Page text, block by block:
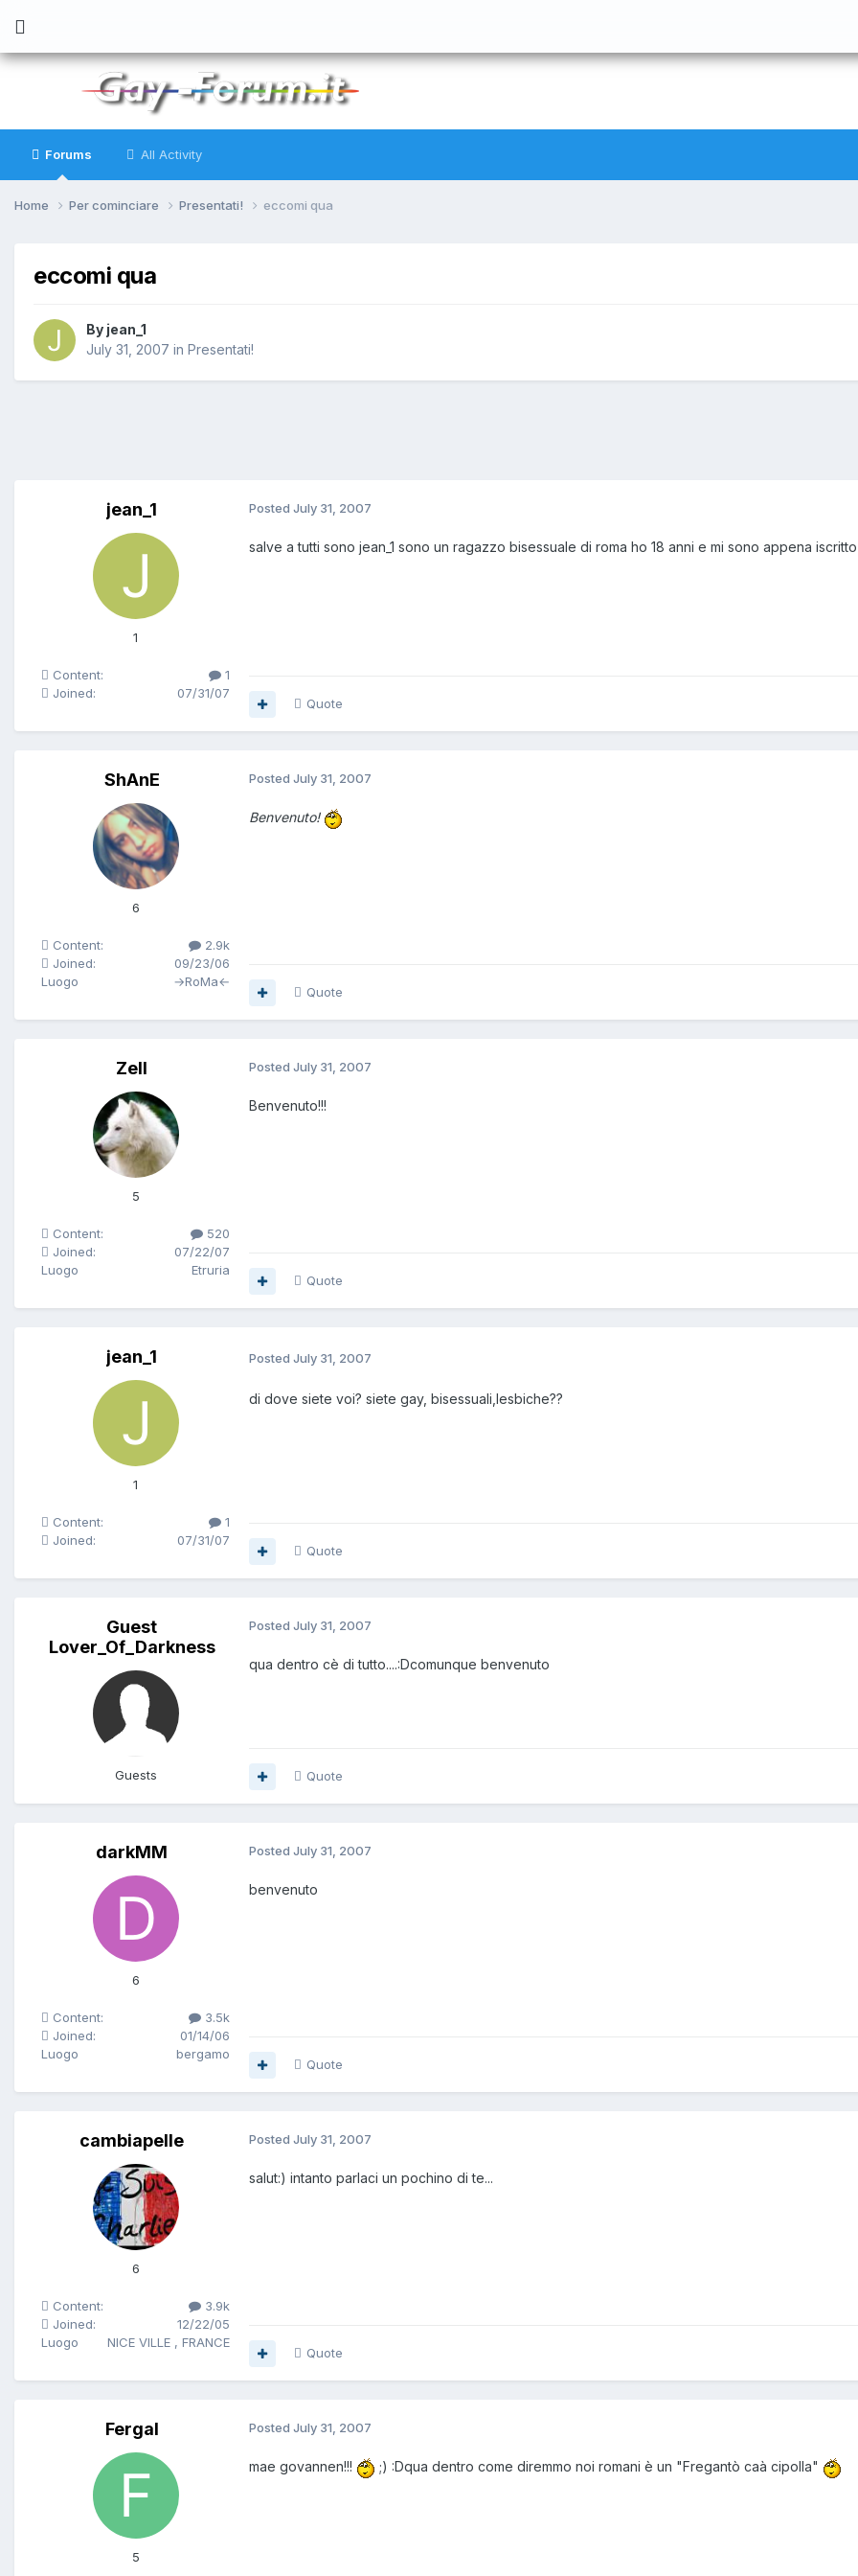
Forums All Activity
Home Per cominciare Presentati! eccomi qua
eccomi qua
By jean_1
July 31, 2007 in Presentati!
jean_1
1
Content:
1
Joined:
07/31/07
Posted July 31, 2007
salve a tutti sono jean_1 sono un ragazzo bisessuale di roma ho 18 anni e mi sono appena iscritto
Quote
ShAnE
6
Content:
2.9k
Joined:
09/23/06
Luogo
→RoMa←
Posted July 31, 2007
Benvenuto!
Quote
Zell
5
Content:
520
Joined:
07/22/07
Luogo
Etruria
Posted July 31, 2007
Benvenuto!!!
Quote
jean_1
1
Content:
1
Joined:
07/31/07
Posted July 31, 2007
di dove siete voi? siete gay, bisessuali,lesbiche??
Quote
Guest
Lover_Of_Darkness
Guests
Posted July 31, 2007
qua dentro cè di tutto....:Dcomunque benvenuto
Quote
darkMM
6
Content:
3.5k
Joined:
01/14/06
Luogo
bergamo
Posted July 31, 2007
benvenuto
Quote
cambiapelle
6
Content:
3.9k
Joined:
12/22/05
Luogo
NICE VILLE , FRANCE
Posted July 31, 2007
salut:) intanto parlaci un pochino di te...
Quote
Fergal
5
Posted July 31, 2007
mae govannen!!! ;) :Dqua dentro come diremmo noi romani è un "Fregantò caà cipolla"